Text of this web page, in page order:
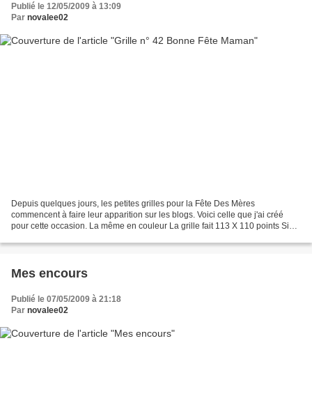
Publié le 12/05/2009 à 13:09
Par novalee02
Depuis quelques jours, les petites grilles pour la Fête Des Mères
commencent à faire leur apparition sur les blogs. Voici celle que j'ai créé
pour cette occasion. La même en couleur La grille fait 113 X 110 points Si
Mes encours
Publié le 07/05/2009 à 21:18
Par novalee02